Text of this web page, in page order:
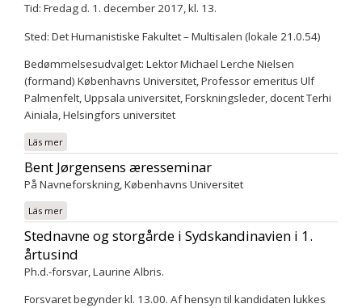
Tid: Fredag d. 1. december 2017, kl. 13.
Sted: Det Humanistiske Fakultet – Multisalen (lokale 21.0.54)
Bedømmelsesudvalget: Lektor Michael Lerche Nielsen
(formand) Københavns Universitet, Professor emeritus Ulf
Palmenfelt, Uppsala universitet, Forskningsleder, docent Terhi
Ainiala, Helsingfors universitet
Läs mer
stednavneforklarende elementer i den folkloristiske genre sagn
Bent Jørgensens æresseminar
På Navneforskning, Københavns Universitet
Läs mer
Stednavne og storgårde i Sydskandinavien i 1.
årtusind
Ph.d.-forsvar, Laurine Albris.
Forsvaret begynder kl. 13.00. Af hensyn til kandidaten lukkes